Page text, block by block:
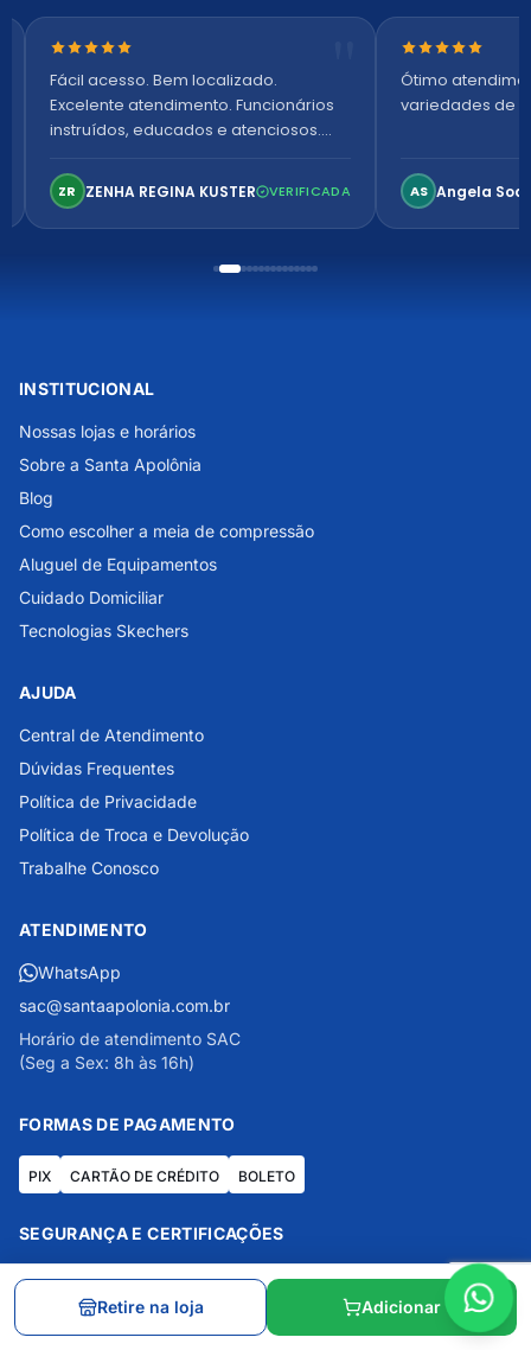
Nota 5 de 5 estrelas
Fácil acesso. Bem localizado.
Excelente atendimento. Funcionários
instruídos, educados e atenciosos.
confortável. Perfeito!
ZR ZENHA REGINA KUSTER VERIFICADA
Nota 5 de 5
Ótimo
variedades de
AS Angela
INSTITUCIONAL
Nossas lojas e horários
Sobre a Santa Apolônia
Blog
Como escolher a meia de compressão
Aluguel de Equipamentos
Cuidado Domiciliar
Tecnologias Skechers
AJUDA
Central de Atendimento
Dúvidas Frequentes
Política de Privacidade
Política de Troca e Devolução
Trabalhe Conosco
ATENDIMENTO
WhatsApp
sac@santaapolonia.com.br
Horário de atendimento SAC
(Seg a Sex: 8h às 16h)
FORMAS DE PAGAMENTO
PIX CARTÃO DE CRÉDITO BOLETO
SEGURANÇA E CERTIFICAÇÕES
Mais de 160 mil avaliações no Google
Retire na loja Adicionar